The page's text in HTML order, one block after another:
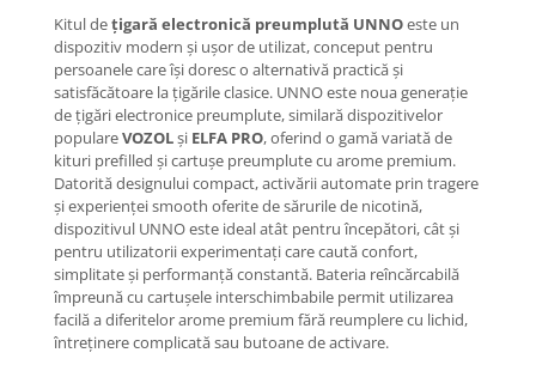
Kitul dețigară electronică preumplută UNNOeste un
dispozitiv modern și ușor de utilizat, conceput pentru
persoanele care își doresc o alternativă practică și
satisfăcătoare la țigările clasice. UNNO este noua generație
de țigări electronice preumplute, similară dispozitivelor
populareVOZOLși ELFA PRO, oferind o gamă variată de
kituri prefilled și cartușe preumplute cu arome premium.
Datorită designului compact, activării automate prin tragere
și experienței smooth oferite de sărurile de nicotină,
dispozitivul UNNO este ideal atât pentru începători, cât și
pentru utilizatorii experimentați care caută confort,
simplitate și performanță constantă. Bateria reîncărcabilă
împreună cu cartușele interschimbabile permit utilizarea
facilă a diferitelor arome premium fără reumplere cu lichid,
întreținere complicată sau butoane de activare.